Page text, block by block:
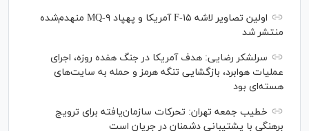
اولین تصاویر لاشه F-۱۵ آمریکا و پهپاد MQ-۹ منهدم‌شده
منتشر شد
سرلشکر رضایی: هدف آمریکا در جنگ هفده روزه، اجرای
عملیات هوابرد، بازگشایی تنگه هرمز و حمله به سایت‌های
هسته‌ای بود
خطیب جمعه تهران: تحرکات سازمان‌یافته برای ترویج
برهنگی با پشتیبانی دشمنان در جریان است